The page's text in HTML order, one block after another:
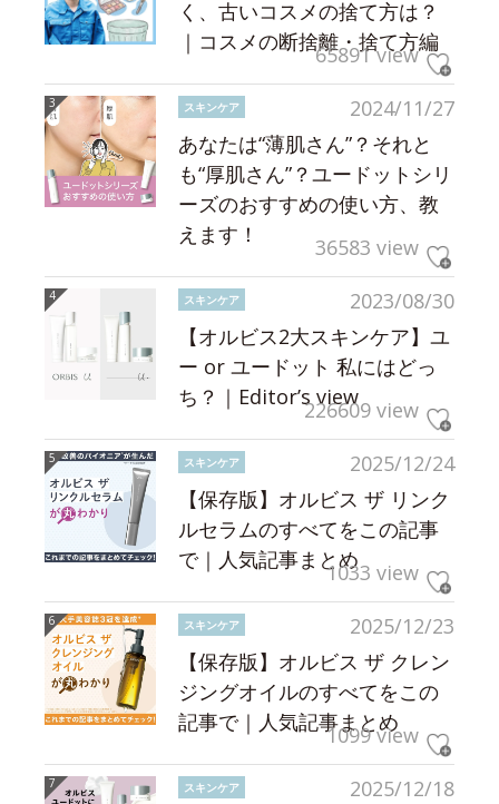
く、古いコスメの捨て方は？
｜コスメの断捨離・捨て方編
65891 view
2024/11/27
スキンケア
あなたは“薄肌さん”？それと
も“厚肌さん”？ユードットシリ
ーズのおすすめの使い方、教
えます！
36583 view
2023/08/30
スキンケア
【オルビス2大スキンケア】ユ
ー or ユードット 私にはどっ
ち？｜Editor’s view226609 view
2025/12/24
スキンケア
【保存版】オルビス ザ リンク
ルセラムのすべてをこの記事
で｜人気記事まとめ1033 view
2025/12/23
スキンケア
【保存版】オルビス ザ クレン
ジングオイルのすべてをこの
記事で｜人気記事まとめ
1099 view
2025/12/18
スキンケア